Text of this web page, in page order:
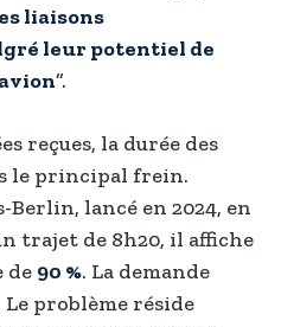
liaisons
leur potentiel de
”.
reçues, la durée des
le principal frein.
Berlin, lancé en 2024, en
trajet de 8h20, il affiche
de 90 %. La demande
problème réside